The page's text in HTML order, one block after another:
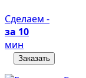
Сделаем -
за 10
мин
Заказать